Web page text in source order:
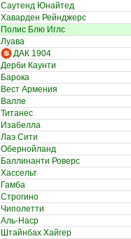
Саутенд Юнайтед
Хаварден Рейнджерс
Полис Блю Иглс
Луава
ДАК 1904
Дерби Каунти
Барока
Вест Армения
Валле
Титанес
Изабелла
Лаэ Сити
Обернойланд
Баллинанти Роверс
Хассельт
Гамба
Строгино
Чиполетти
Аль-Наср
Штайнбах Хайгер